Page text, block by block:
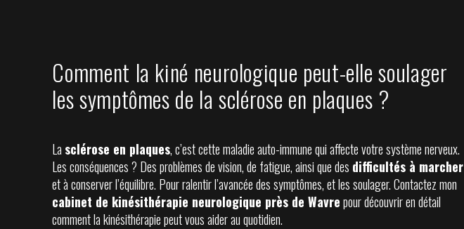
Comment la kiné neurologique peut-elle soulager
les symptômes de la sclérose en plaques ?
La sclérose en plaques, c’est cette maladie auto-immune qui affecte votre système nerveux.
Les conséquences ? Des problèmes de vision, de fatigue, ainsi que des difficultés à marcher
et à conserver l’équilibre. Pour ralentir l’avancée des symptômes, et les soulager. Contactez mon
cabinet de kinésithérapie neurologique près de Wavrepour découvrir en détail
comment la kinésithérapie peut vous aider au quotidien.